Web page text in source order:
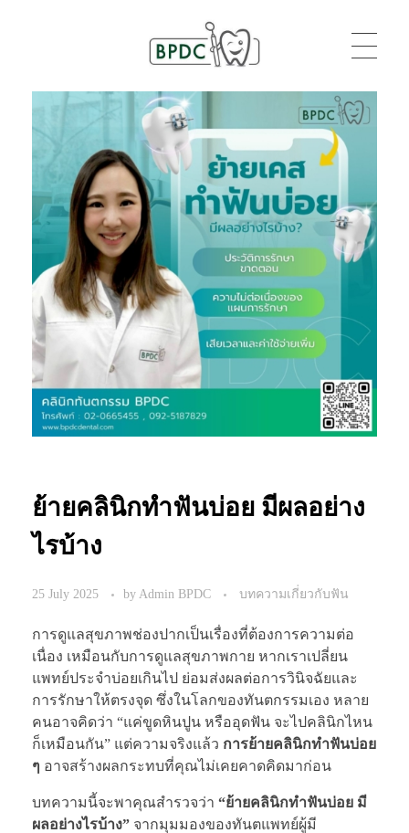
BPDC
แค่เว็บเวิร์ดเพรสเว็บหนึ่ง
ย้ายคลินิกทำฟันบ่อย มีผลอย่าง
ไรบ้าง
25 July 2025 by Admin BPDC บทความเกี่ยวกับฟัน
การดูแลสุขภาพช่องปากเป็นเรื่องที่ต้องการความต่อ
เนื่อง เหมือนกับการดูแลสุขภาพกาย หากเราเปลี่ยน
แพทย์ประจำบ่อยเกินไป ย่อมส่งผลต่อการวินิจฉัยและ
การรักษาให้ตรงจุด ซึ่งในโลกของทันตกรรมเอง หลาย
คนอาจคิดว่า “แค่ขูดหินปูน หรืออุดฟัน จะไปคลินิกไหน
ก็เหมือนกัน” แต่ความจริงแล้ว การย้ายคลินิกทำฟันบ่อย
ๆ อาจสร้างผลกระทบที่คุณไม่เคยคาดคิดมาก่อน
บทความนี้จะพาคุณสำรวจว่า “ย้ายคลินิกทำฟันบ่อย มี
ผลอย่างไรบ้าง” จากมุมมองของทันตแพทย์ผู้มี